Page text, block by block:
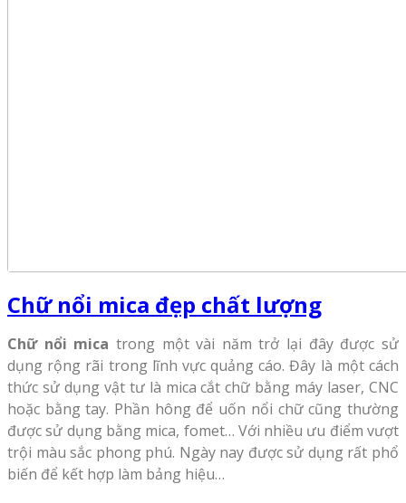
Chữ nổi mica đẹp chất lượng
Chữ nổi mica trong một vài năm trở lại đây được sử
dụng rộng rãi trong lĩnh vực quảng cáo. Đây là một cách
thức sử dụng vật tư là mica cắt chữ bằng máy laser, CNC
hoặc bằng tay. Phần hông để uốn nổi chữ cũng thường
được sử dụng bằng mica, fomet… Với nhiều ưu điểm vượt
trội màu sắc phong phú. Ngày nay được sử dụng rất phổ
biến để kết hợp làm bảng hiệu…